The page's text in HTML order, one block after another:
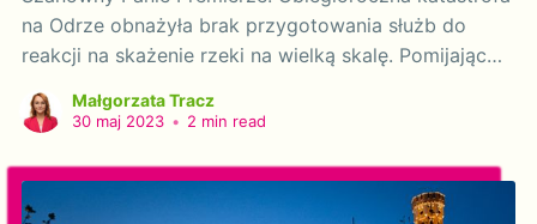
na Odrze obnażyła brak przygotowania służb do
reakcji na skażenie rzeki na wielką skalę. Pomijając
innych zwierząt skrzelodysznych, bardzo ważne dla
zwierząt z nurtu, dna i brzegów rzeki. To rozkład
spływających ze środkowego
Małgorzata Tracz
30 maj 2023 • 2 min read